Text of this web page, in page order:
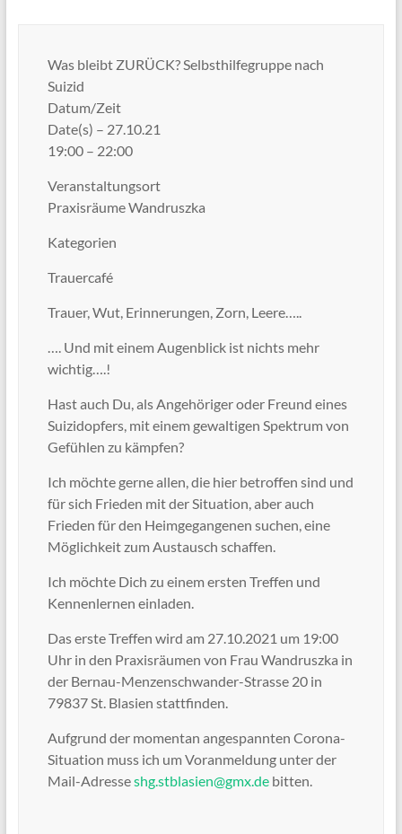
Was bleibt ZURÜCK? Selbsthilfegruppe nach
Suizid
Datum/Zeit
Date(s) – 27.10.21
19:00 – 22:00
Veranstaltungsort
Praxisräume Wandruszka
Kategorien
Trauercafé
Trauer, Wut, Erinnerungen, Zorn, Leere…..
…. Und mit einem Augenblick ist nichts mehr
wichtig….!
Hast auch Du, als Angehöriger oder Freund eines
Suizidopfers, mit einem gewaltigen Spektrum von
Gefühlen zu kämpfen?
Ich möchte gerne allen, die hier betroffen sind und
für sich Frieden mit der Situation, aber auch
Frieden für den Heimgegangenen suchen, eine
Möglichkeit zum Austausch schaffen.
Ich möchte Dich zu einem ersten Treffen und
Kennenlernen einladen.
Das erste Treffen wird am 27.10.2021 um 19:00
Uhr in den Praxisräumen von Frau Wandruszka in
der Bernau-Menzenschwander-Strasse 20 in
79837 St. Blasien stattfinden.
Aufgrund der momentan angespannten Corona-
Situation muss ich um Voranmeldung unter der
Mail-Adresseshg.stblasien@gmx.debitten.